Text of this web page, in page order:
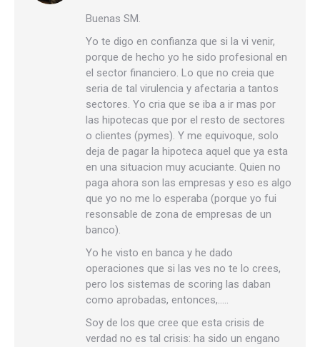
Buenas SM.
Yo te digo en confianza que si la vi venir,
porque de hecho yo he sido profesional en
el sector financiero. Lo que no creia que
seria de tal virulencia y afectaria a tantos
sectores. Yo cria que se iba a ir mas por
las hipotecas que por el resto de sectores
o clientes (pymes). Y me equivoque, solo
deja de pagar la hipoteca aquel que ya esta
en una situacion muy acuciante. Quien no
paga ahora son las empresas y eso es algo
que yo no me lo esperaba (porque yo fui
resonsable de zona de empresas de un
banco).
Yo he visto en banca y he dado
operaciones que si las ves no te lo crees,
pero los sistemas de scoring las daban
como aprobadas, entonces,…..
Soy de los que cree que esta crisis de
verdad no es tal crisis: ha sido un engano